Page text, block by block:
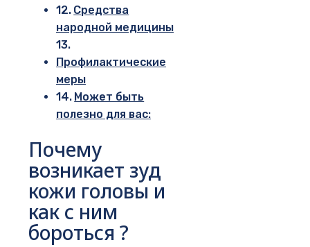
Средства
народной медицины
Профилактические
меры
Может быть
полезно для вас:
Почему
возникает зуд
кожи головы и
как с ним
бороться ?